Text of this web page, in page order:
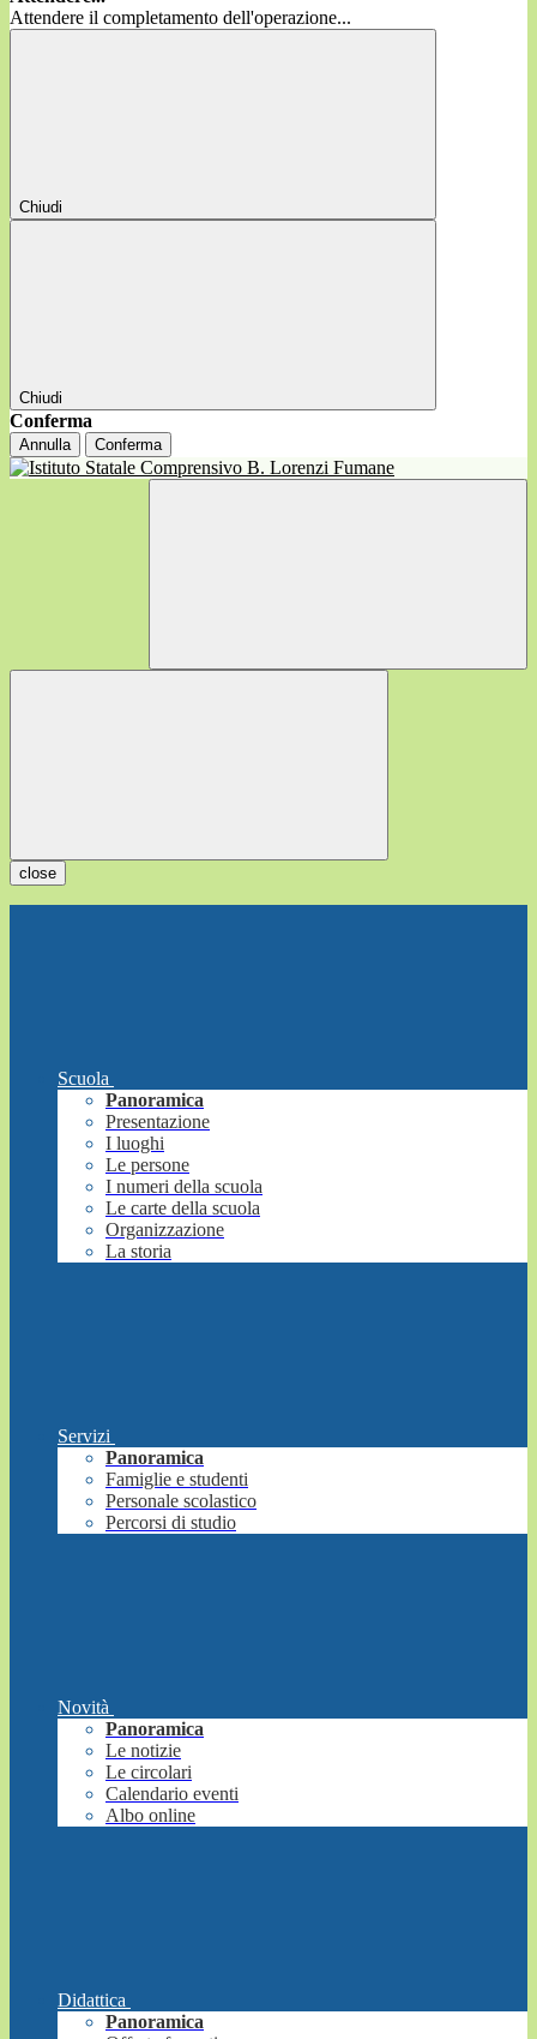
Attendere il completamento dell'operazione...
Chiudi
Chiudi
Conferma
Annulla Conferma
close
Scuola
Panoramica
Presentazione
I luoghi
Le persone
I numeri della scuola
Le carte della scuola
Organizzazione
La storia
Servizi
Panoramica
Famiglie e studenti
Personale scolastico
Percorsi di studio
Novità
Panoramica
Le notizie
Le circolari
Calendario eventi
Albo online
Didattica
Panoramica